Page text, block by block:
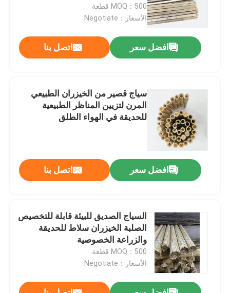
MOQ：500 قطعة
الأسعار：Negotiate
افضل سعر اتصل بنا
سياج قصير من الخيزران الطبيعي
المرن لتزيين المناظر الطبيعية
للحديقة في الهواء الطلق
افضل سعر اتصل بنا
السياج الصديق للبيئة قابلة للتخصيص
الصلبة الخيزران سلاط للحديقة
والزراعة الخصوصية
MOQ：500 قطعة
الأسعار：Negotiate